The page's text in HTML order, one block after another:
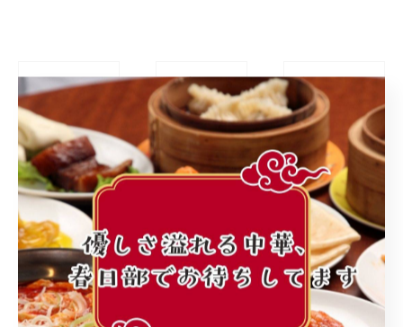
< 前のページ 一覧に戻る 次のページ >
カテゴリー Categories
町中華
ランチ
個人店